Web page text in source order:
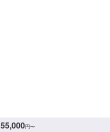
55,000円〜